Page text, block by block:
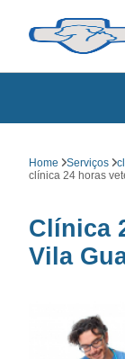
Home Serviços
clínica 24 horas
Clínica
Vila